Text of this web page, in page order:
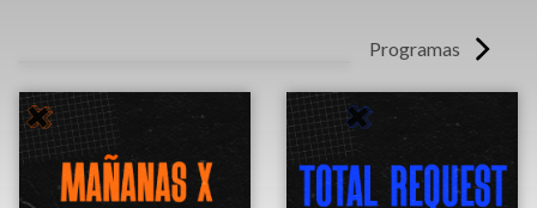
Programas